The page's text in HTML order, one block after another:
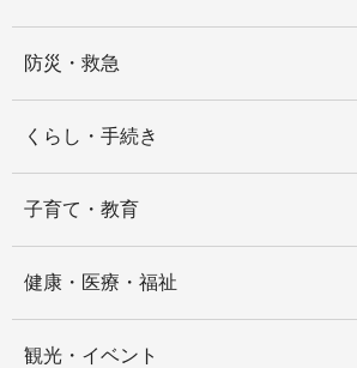
防災・救急
くらし・手続き
子育て・教育
健康・医療・福祉
観光・イベント